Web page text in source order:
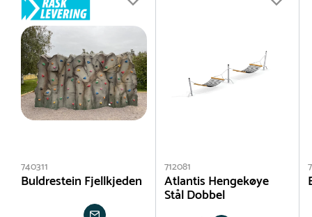
740311
Buldrestein Fjellkjeden
712081
Atlantis Hengekøye
Stål Dobbel